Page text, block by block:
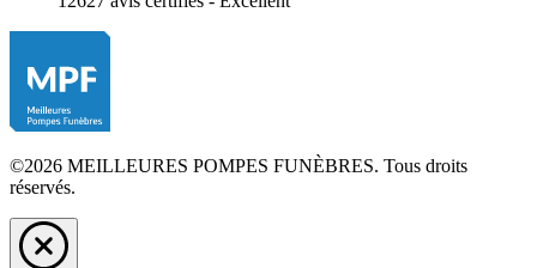
©2026 MEILLEURES POMPES FUNÈBRES. Tous droits
réservés.